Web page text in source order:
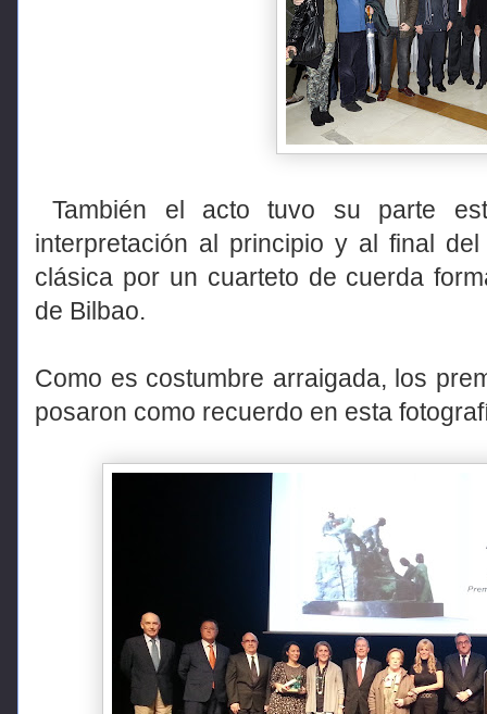
También el acto tuvo su parte
interpretación al principio y al final
clásica por un cuarteto de cuerda
de Bilbao.
Como es costumbre arraigada, los
posaron como recuerdo en esta